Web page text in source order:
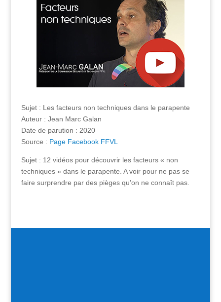
Sujet : Les facteurs non techniques dans le parapente
Auteur : Jean Marc Galan
Date de parution : 2020
Source : Page Facebook FFVL
Sujet : 12 vidéos pour découvrir les facteurs « non
techniques » dans le parapente. A voir pour ne pas se
faire surprendre par des pièges qu’on ne connaît pas.